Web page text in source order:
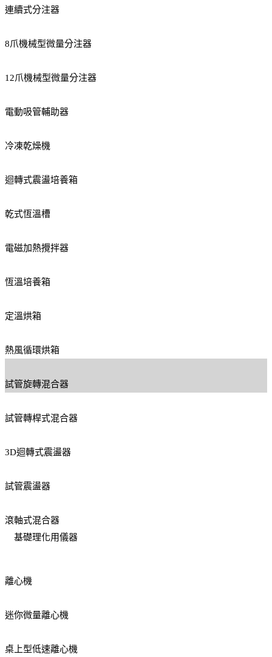
連續式分注器
8爪機械型微量分注器
12爪機械型微量分注器
電動吸管輔助器
冷凍乾燥機
迴轉式震盪培養箱
乾式恆溫槽
電磁加熱攪拌器
恆溫培養箱
定溫烘箱
熱風循環烘箱
試管旋轉混合器
試管轉桿式混合器
3D迴轉式震盪器
試管震盪器
滾軸式混合器
基礎理化用儀器
離心機
迷你微量離心機
桌上型低速離心機